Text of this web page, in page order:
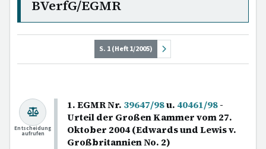
BVerfG/EGMR
S. 1 (Heft 1/2005)
1. EGMR Nr. 39647/98u. 40461/98-
Urteil der Großen Kammer vom 27.
Oktober 2004 (Edwards und Lewis v.
Großbritannien No. 2)
Entscheidung
aufrufen